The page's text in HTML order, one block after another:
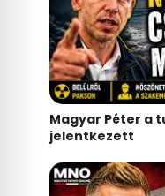
Magyar Péter a
jelentkezett